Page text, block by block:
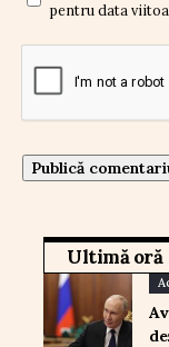
pentru data
Ultimă oră